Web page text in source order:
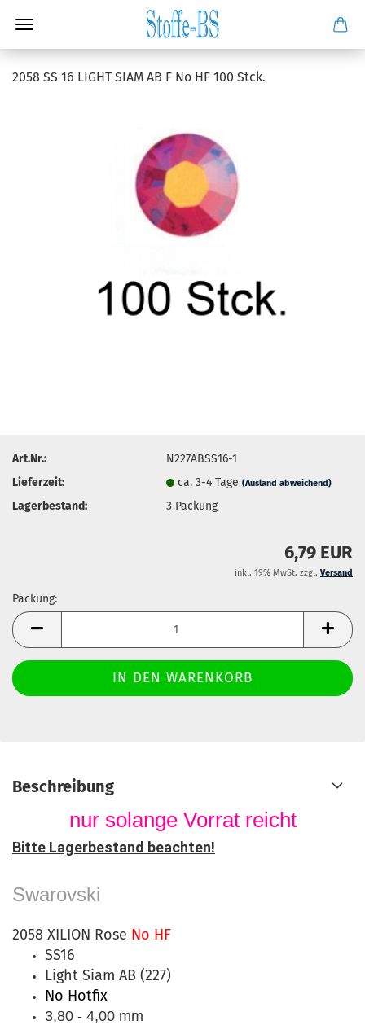
2058 SS 16 LIGHT SIAM AB F No HF 100 Stck.
Art.Nr.:
N227ABSS16-1
Lieferzeit:
ca. 3-4 Tage(Ausland abweichend)
Lagerbestand: 3 Packung
6,79 EUR
inkl. 19% MwSt. zzgl. Versand
Packung:
Packung
Beschreibung
nur solange Vorrat reicht
Bitte Lagerbestand beachten!
Swarovski
2058 XILION Rose No HF
SS16
Light Siam AB (227)
No Hotfix
3,80 - 4,00 mm